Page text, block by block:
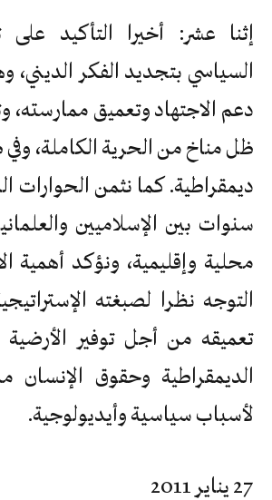
إثنا عشر: أخيرا التأكيد على
السياسي بتجديد الفكر
دعم الاجتهاد وتعميق ممارسته،
ظل مناخ من الحرية الكاملة،
ديمقراطية. كما نثمن الحوارات
سنوات بين الإسلاميين
محلية وإقليمية، ونؤكد أهمية
التوجه نظرا لصبغته
تعميقه من أجل توفير الأرضية
الديمقراطية وحقوق الإنسان
لأسباب سياسية وأيديولوجية.
27 يناير 2011